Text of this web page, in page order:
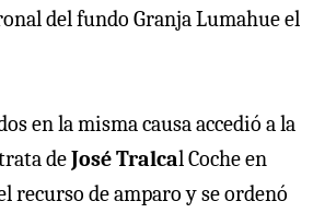
del fundo Granja Lumahue el
en la misma causa accedió a la
deJosé Tralcal Coche en
recurso de amparo y se ordenó